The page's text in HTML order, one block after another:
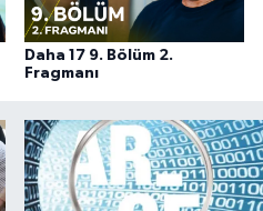
Daha 17 9. Bölüm 2.
Fragmanı